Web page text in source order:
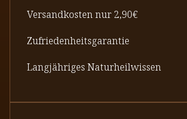
Versandkosten nur 2,90€
Zufriedenheitsgarantie
Langjähriges Naturheilwissen